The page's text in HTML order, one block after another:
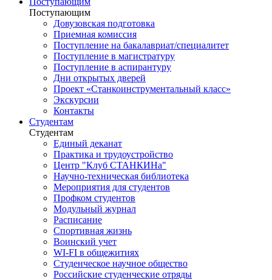
Поступающим
Довузовская подготовка
Приемная комиссия
Поступление на бакалавриат/специалитет
Поступление в магистратуру
Поступление в аспирантуру
Дни открытых дверей
Проект «Станкоинструментальный класс»
Экскурсии
Контакты
Студентам
Студентам
Единый деканат
Практика и трудоустройство
Центр "Клуб СТАНКИНа"
Научно-техническая библиотека
Мероприятия для студентов
Профком студентов
Модульный журнал
Расписание
Спортивная жизнь
Воинский учет
WI-FI в общежитиях
Студенческое научное общество
Российские студенческие отряды